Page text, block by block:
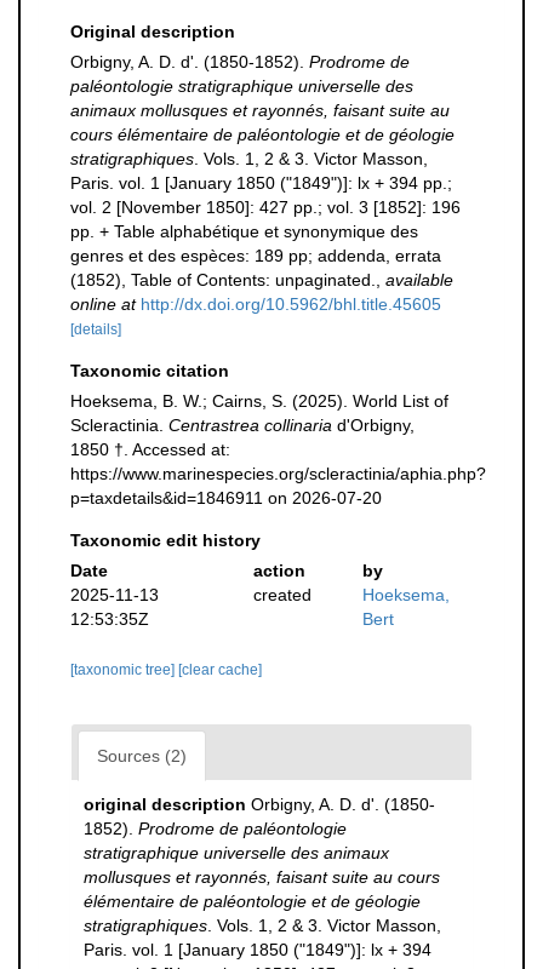
Original description
Orbigny, A. D. d'. (1850-1852). Prodrome de
paléontologie stratigraphique universelle des
animaux mollusques et rayonnés, faisant suite au
cours élémentaire de paléontologie et de géologie
stratigraphiques . Vols. 1, 2 & 3. Victor Masson,
Paris. vol. 1 [January 1850 ("1849")]: lx + 394 pp.;
vol. 2 [November 1850]: 427 pp.; vol. 3 [1852]: 196
pp. + Table alphabétique et synonymique des
genres et des espèces: 189 pp; addenda, errata
(1852), Table of Contents: unpaginated.
available
online at http://dx.doi.org/10.5962/bhl.title.45605
[details]
Taxonomic citation
Hoeksema, B. W.; Cairns, S. (2025). World List of
Scleractinia. Centrastrea collinaria d'Orbigny,
1850 †. Accessed at:
https://www.marinespecies.org/scleractinia/aphia.php?
p=taxdetails&id=1846911 on 2026-07-20
Taxonomic edit history
Date
action
by
2025-11-13
12:53:35Z
created
Hoeksema,
Bert
[taxonomic tree] [clear cache]
Sources (2)
original description Orbigny, A. D. d'. (1850-
1852). Prodrome de paléontologie
stratigraphique universelle des animaux
mollusques et rayonnés, faisant suite au cours
élémentaire de paléontologie et de géologie
stratigraphiques . Vols. 1, 2 & 3. Victor Masson,
Paris. vol. 1 [January 1850 ("1849")]: lx + 394